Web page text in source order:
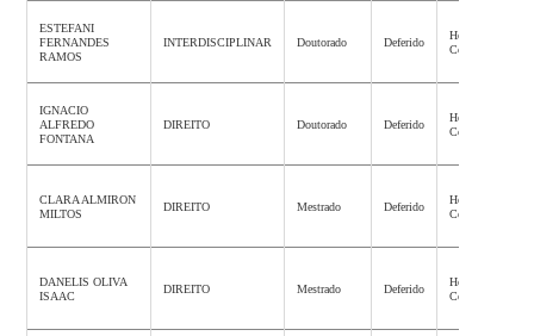
ESTEFANI
FERNANDES
RAMOS
INTERDISCIPLINAR Doutorado Deferido
Homologação
Concluída
IGNACIO
ALFREDO
FONTANA
DIREITO Doutorado Deferido
Homologação
Concluída
CLARA ALMIRON
MILTOS
DIREITO Mestrado Deferido
Homologação
Concluída
DANELIS OLIVA
ISAAC
DIREITO Mestrado Deferido
Homologação
Concluída